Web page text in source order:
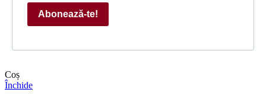
Abonează-te!
Coș
Închide